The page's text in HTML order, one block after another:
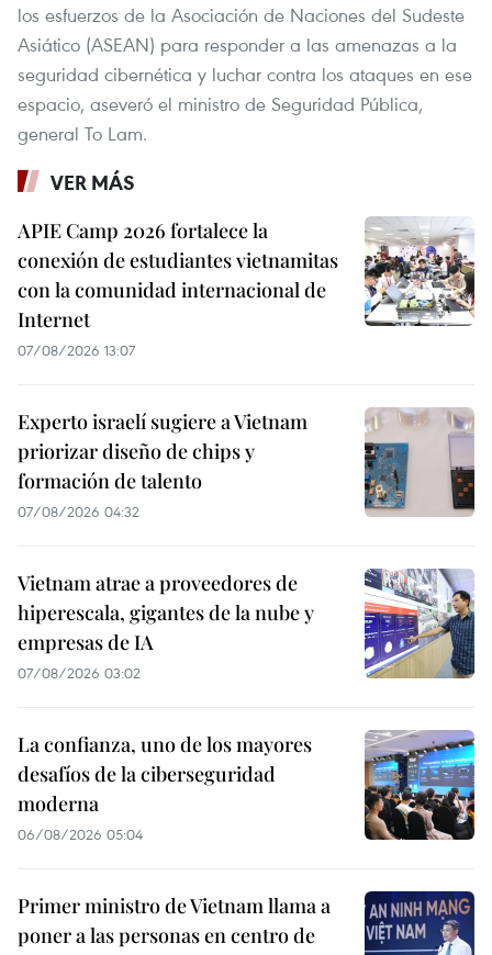
los esfuerzos de la Asociación de Naciones del Sudeste
Asiático (ASEAN) para responder a las amenazas a la
seguridad cibernética y luchar contra los ataques en ese
espacio, aseveró el ministro de Seguridad Pública,
general To Lam.
VER MÁS
APIE Camp 2026 fortalece la
conexión de estudiantes vietnamitas
con la comunidad internacional de
Internet
07/08/2026 13:07
Experto israelí sugiere a Vietnam
priorizar diseño de chips y
formación de talento
07/08/2026 04:32
Vietnam atrae a proveedores de
hiperescala, gigantes de la nube y
empresas de IA
07/08/2026 03:02
La confianza, uno de los mayores
desafíos de la ciberseguridad
moderna
06/08/2026 05:04
Primer ministro de Vietnam llama a
poner a las personas en centro de